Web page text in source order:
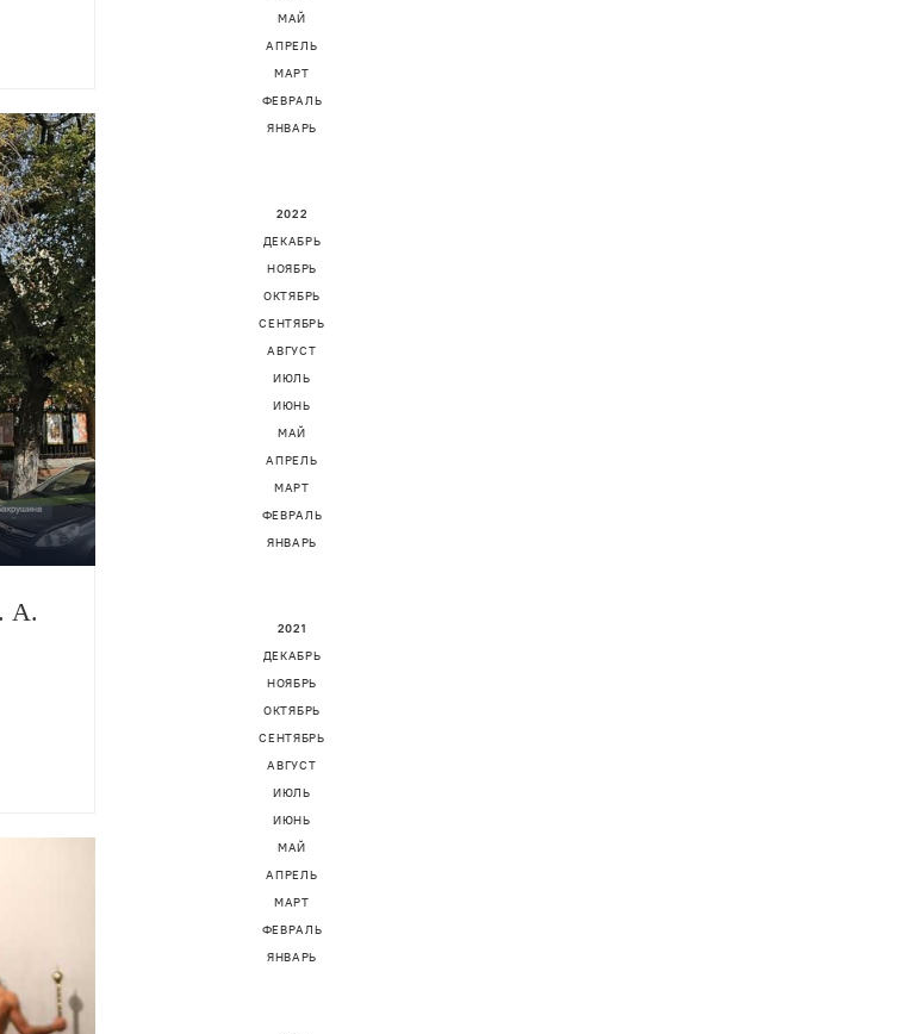
А.
МАЙ
АПРЕЛЬ
МАРТ
ФЕВРАЛЬ
ЯНВАРЬ
2022
ДЕКАБРЬ
НОЯБРЬ
ОКТЯБРЬ
СЕНТЯБРЬ
АВГУСТ
ИЮЛЬ
ИЮНЬ
МАЙ
АПРЕЛЬ
МАРТ
ФЕВРАЛЬ
ЯНВАРЬ
2021
ДЕКАБРЬ
НОЯБРЬ
ОКТЯБРЬ
СЕНТЯБРЬ
АВГУСТ
ИЮЛЬ
ИЮНЬ
МАЙ
АПРЕЛЬ
МАРТ
ФЕВРАЛЬ
ЯНВАРЬ